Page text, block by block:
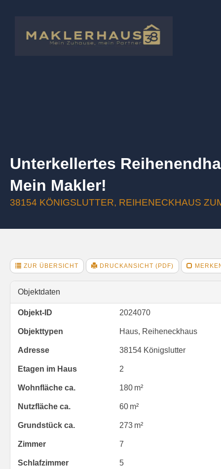
springen
Unterkellertes
Mein Makler!
38154 KÖNIGSLUTTER, REIHENECKHAUS
ZUR ÜBERSICHT DRUCKANSICHT (PDF)
Objektdaten
Objekt-ID 2024070
Objekttypen Haus, Reiheneckhaus
Adresse 38154 Königslutter
Etagen im Haus 2
Wohnfläche ca. 180 m²
Nutzfläche ca. 60 m²
Grund­stück ca. 273 m²
Zimmer 7
Schlafzimmer 5